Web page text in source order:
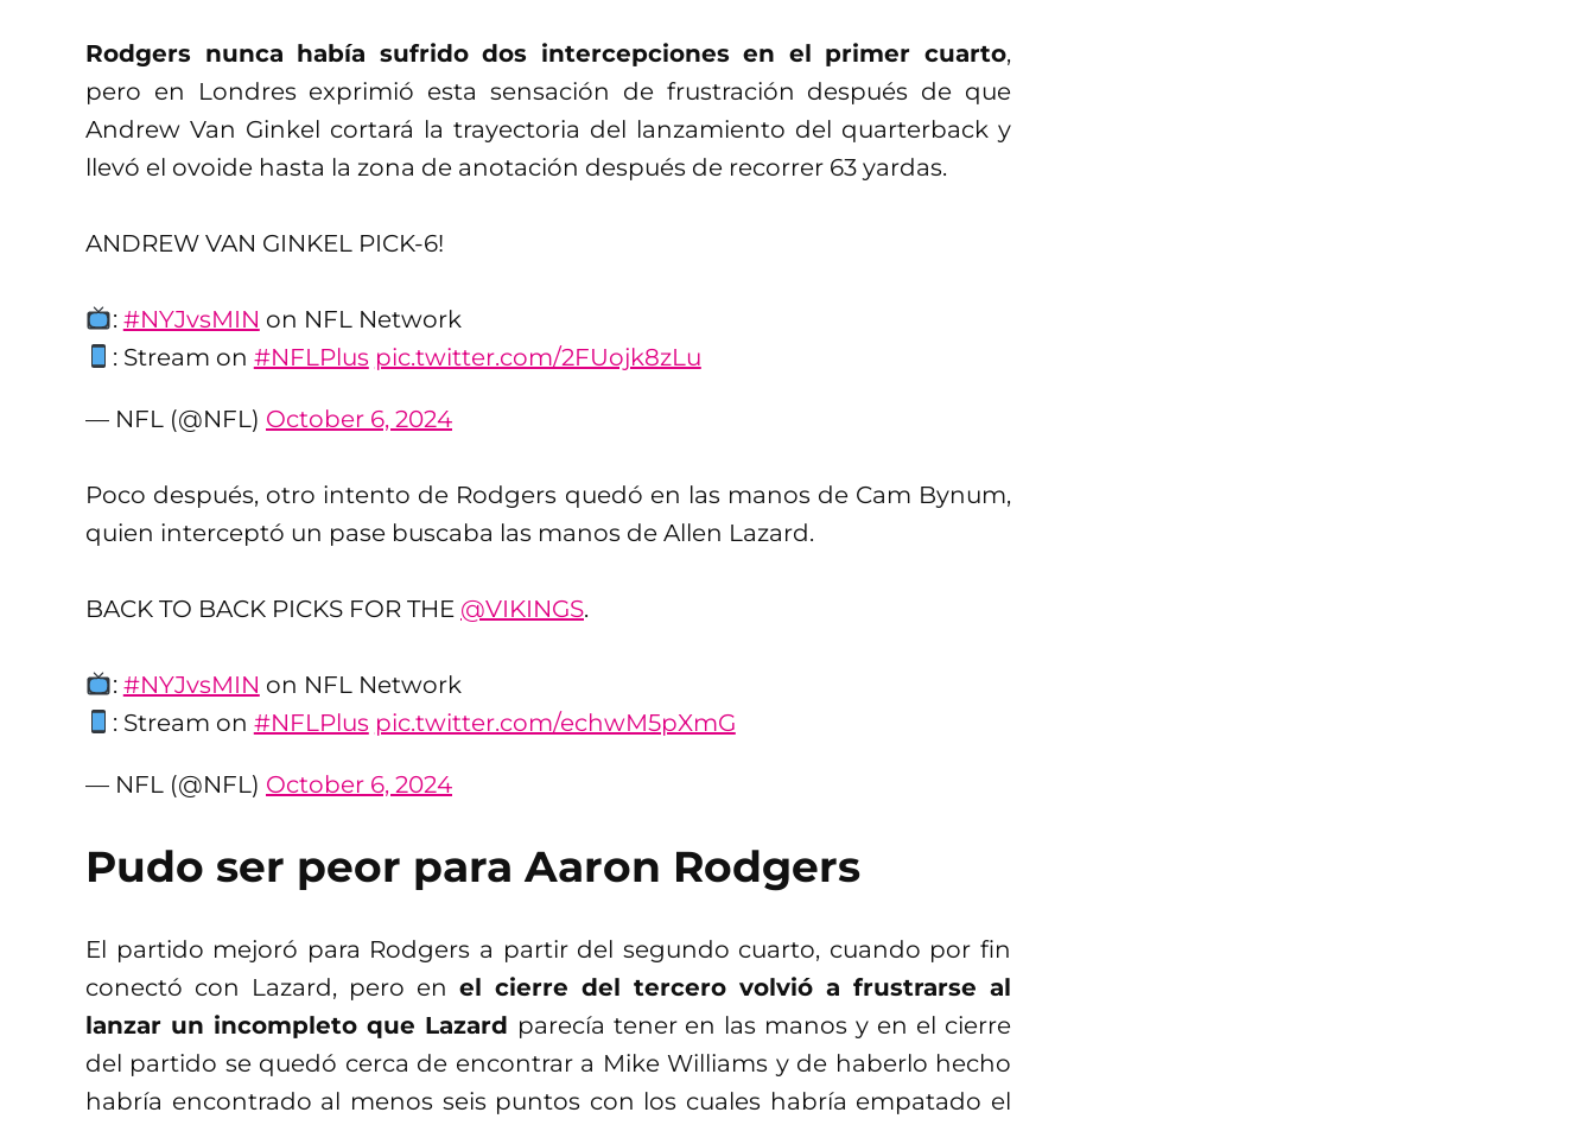
Rodgers nunca había sufrido dos intercepciones en el primer cuarto,
pero en Londres exprimió esta sensación de frustración después de que
Andrew Van Ginkel cortará la trayectoria del lanzamiento del quarterback y
llevó el ovoide hasta la zona de anotación después de recorrer 63 yardas.
ANDREW VAN GINKEL PICK-6!
: #NYJvsMIN on NFL Network
: Stream on #NFLPlus pic.twitter.com/2FUojk8zLu
— NFL (@NFL) October 6, 2024
Poco después, otro intento de Rodgers quedó en las manos de Cam Bynum,
quien interceptó un pase buscaba las manos de Allen Lazard.
BACK TO BACK PICKS FOR THE @VIKINGS.
: #NYJvsMIN on NFL Network
: Stream on #NFLPlus pic.twitter.com/echwM5pXmG
— NFL (@NFL) October 6, 2024
Pudo ser peor para Aaron Rodgers
El partido mejoró para Rodgers a partir del segundo cuarto, cuando por fin
conectó con Lazard, pero en el cierre del tercero volvió a frustrarse al
lanzar un incompleto que Lazard parecía tener en las manos y en el cierre
del partido se quedó cerca de encontrar a Mike Williams y de haberlo hecho
habría encontrado al menos seis puntos con los cuales habría empatado el